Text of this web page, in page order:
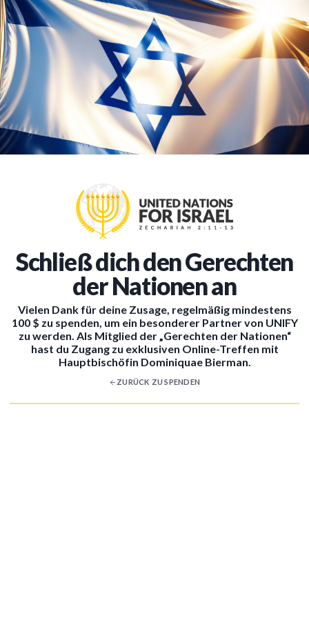
Schließ dich den Gerechten
der Nationen an
Vielen Dank für deine Zusage, regelmäßig mindestens
100 $ zu spenden, um ein besonderer Partner von UNIFY
zu werden. Als Mitglied der „Gerechten der Nationen“
hast du Zugang zu exklusiven Online-Treffen mit
Hauptbischöfin Dominiquae Bierman.
ZURÜCK ZU SPENDEN